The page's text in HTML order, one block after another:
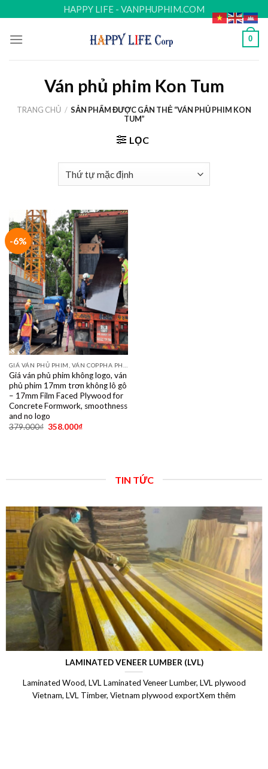
to
content
HAPPY LIFE - VANPHUPHIM.COM
0
Ván phủ phim Kon Tum
TRANG CHỦ / SẢN PHẨM ĐƯỢC GẮN THẺ “VÁN PHỦ PHIM KON
TUM”
LỌC
-6%
Giá ván phủ phim không logo, ván
phủ phim 17mm trơn không lô gô
– 17mm Film Faced Plywood for
Concrete Formwork, smoothness
and no logo
379.000₫ 358.000₫
TIN TỨC
LAMINATED VENEER LUMBER (LVL)
Laminated Wood, LVL Laminated Veneer Lumber, LVL plywood
Vietnam, LVL Timber, Vietnam plywood exportXem thêm